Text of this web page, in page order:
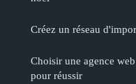
Créez un réseau
Choisir une agence
pour réussir